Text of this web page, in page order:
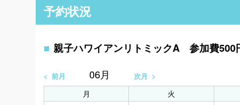
予約状況
親子ハワイアンリトミックA 参加費500
前月 06月 次月
月 火